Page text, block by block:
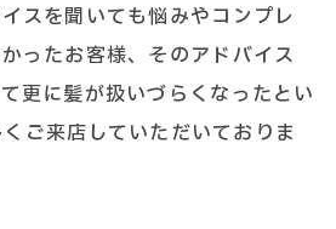
スを聞いても悩みやコンプレ
ったお客様、そのアドバイス
更に髪が扱いづらくなったとい
ご来店していただいておりま